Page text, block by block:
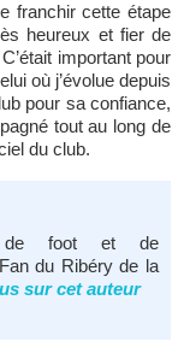
franchir cette étape
heureux et fier de
important pour
où j’évolue depuis
pour sa confiance,
tout au long de
du club.
de foot et de
du Ribéry de la
sur cet auteur